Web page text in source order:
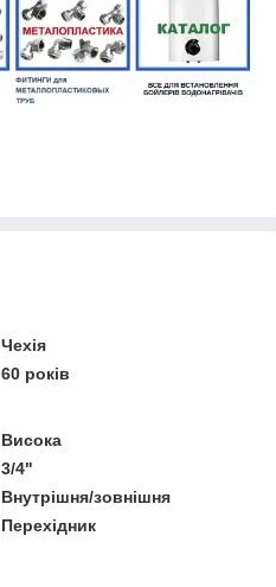
Чехія
60 років
Висока
3/4"
Внутрішня/зовнішня
Перехідник